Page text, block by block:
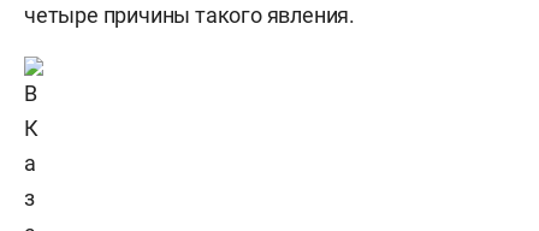
четыре причины такого явления.